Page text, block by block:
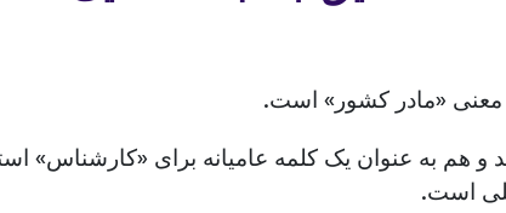
معنی «مادر کشور» است.